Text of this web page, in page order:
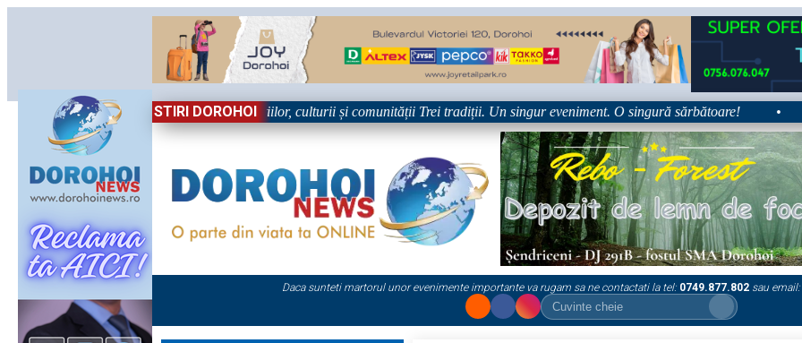
STIRI DOROHOI
Sărbătoare!” – trei zile dedicate tradițiilor, culturii și comunității Trei tradiții. Un singur eveniment. O singură sărbătoare!
Daca sunteti martorul unor evenimente importante va rugam sa ne contactati la tel: 0749.877.802 sau email: